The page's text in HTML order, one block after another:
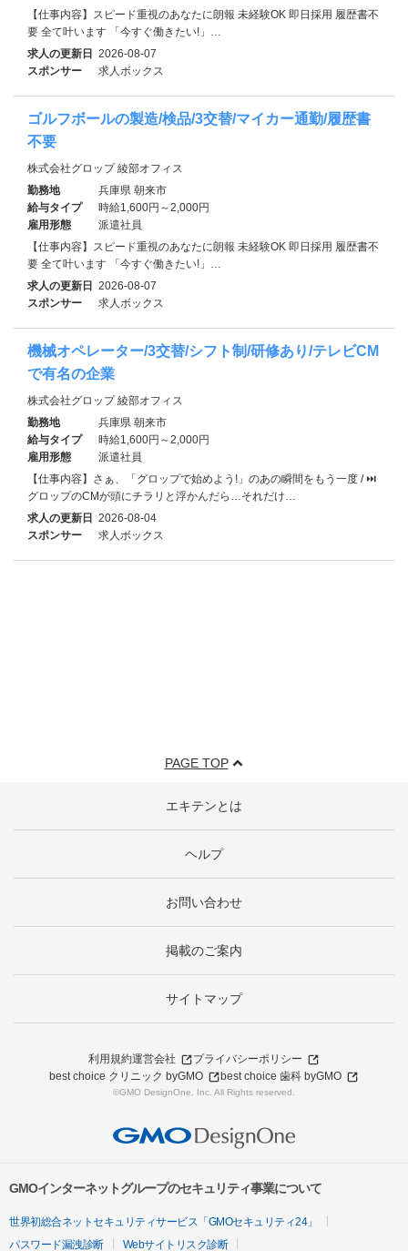
【仕事内容】スピード重視のあなたに朗報 未経験OK 即日採用 履歴書不
要 全て叶います 「今すぐ働きたい!」…
求人の更新日 2026-08-07
スポンサー
求人ボックス
ゴルフボールの製造/検品/3交替/マイカー通勤/履歴書
不要
株式会社グロップ 綾部オフィス
勤務地
兵庫県 朝来市
給与タイプ
時給1,600円～2,000円
雇用形態
派遣社員
【仕事内容】スピード重視のあなたに朗報 未経験OK 即日採用 履歴書不
要 全て叶います 「今すぐ働きたい!」…
求人の更新日 2026-08-07
スポンサー
求人ボックス
機械オペレーター/3交替/シフト制/研修あり/テレビCM
で有名の企業
株式会社グロップ 綾部オフィス
勤務地
兵庫県 朝来市
給与タイプ
時給1,600円～2,000円
雇用形態
派遣社員
【仕事内容】さぁ、「グロップで始めよう!」のあの瞬間をもう一度 / ⏭
グロップのCMが頭にチラリと浮かんだら…それだけ…
求人の更新日 2026-08-04
スポンサー
求人ボックス
PAGE TOP
エキテンとは
ヘルプ
お問い合わせ
掲載のご案内
サイトマップ
利用規約運営会社
プライバシーポリシー
best choice クリニック byGMO
best choice 歯科 byGMO
©GMO DesignOne, Inc. All Rights reserved.
GMOインターネットグループのセキュリティ事業について
世界初総合ネットセキュリティサービス「GMOセキュリティ24」
パスワード漏洩診断
Webサイトリスク診断